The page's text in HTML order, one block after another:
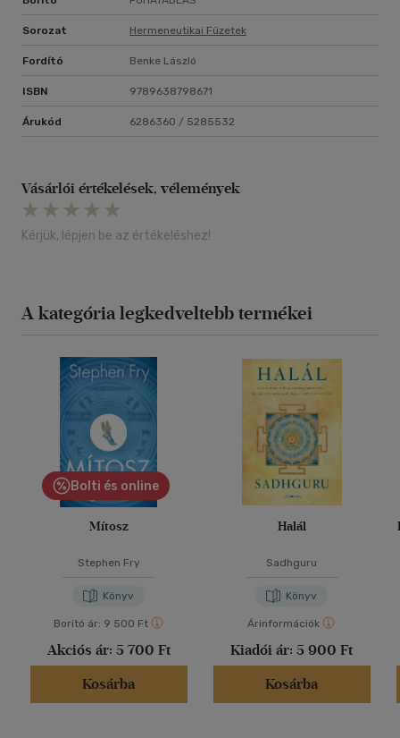
Sorozat Hermeneutikai Füzetek
Fordító Benke László
ISBN 9789638798671
Árukód 6286360 / 5285532
Vásárlói értékelések, vélemények
Kérjük, lépjen be az értékeléshez!
A kategória legkedveltebb termékei
Bolti és online
Mítosz
Stephen Fry
Könyv
Borító ár: 9 500 Ft
Akciós ár: 5 700 Ft
Kosárba
Halál
Sadhguru
Könyv
Árinformációk
Kiadói ár: 5 900 Ft
Kosárba